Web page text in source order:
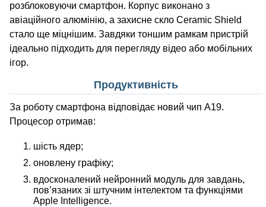
розблоковуючи смартфон. Корпус виконано з
авіаційного алюмінію, а захисне скло Ceramic Shield
стало ще міцнішим. Завдяки тоншим рамкам пристрій
ідеально підходить для перегляду відео або мобільних
ігор.
Продуктивність
За роботу смартфона відповідає новий чип A19.
Процесор отримав:
шість ядер;
оновлену графіку;
вдосконалений нейронний модуль для завдань,
пов’язаних зі штучним інтелектом та функціями
Apple Intelligence.